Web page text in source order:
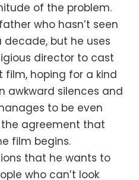
of the problem.
who hasn’t seen
but he uses
director to cast
film, hoping for a kind
awkward silences and
to be even
agreement that
film begins.
that he wants to
who can’t look